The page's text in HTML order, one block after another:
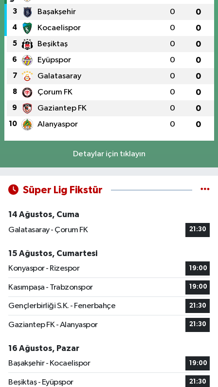
3 Başakşehir 0 0
4 Kocaelispor 0 0
5 Beşiktaş 0 0
6 Eyüpspor 0 0
7 Galatasaray 0 0
8 Çorum FK 0 0
9 Gaziantep FK 0 0
10 Alanyaspor 0 0
Detaylar için tıklayın
Süper Lig Fikstür
14 Ağustos, Cuma
Galatasaray - Çorum FK
21:30
15 Ağustos, Cumartesi
Konyaspor - Rizespor
19:00
Kasımpaşa - Trabzonspor 19:00
Gençlerbirliği S.K. - Fenerbahçe 21:30
Gaziantep FK - Alanyaspor 21:30
16 Ağustos, Pazar
Başakşehir - Kocaelispor
19:00
Beşiktaş - Eyüpspor 21:30